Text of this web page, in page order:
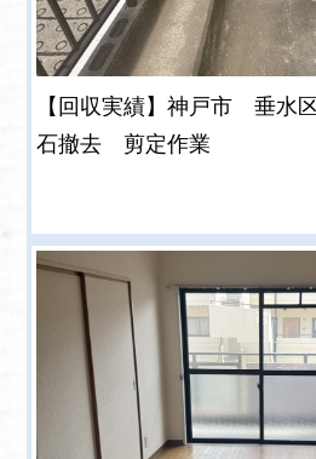
【回収実績】神戸市 垂
石撤去 剪定作業